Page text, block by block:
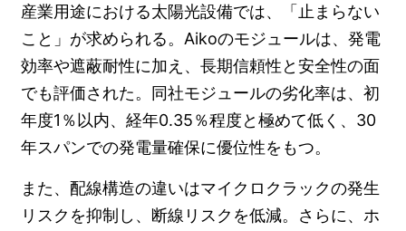
産業用途における太陽光設備では、「止まらない
こと」が求められる。Aikoのモジュールは、発電
効率や遮蔽耐性に加え、長期信頼性と安全性の面
でも評価された。同社モジュールの劣化率は、初
年度1％以内、経年0.35％程度と極めて低く、30
年スパンでの発電量確保に優位性をもつ。
また、配線構造の違いはマイクロクラックの発生
リスクを抑制し、断線リスクを低減。さらに、ホ